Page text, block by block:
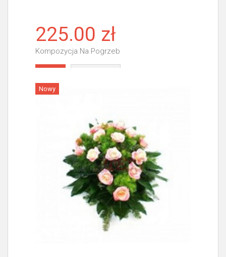
225.00 zł
Kompozycja Na Pogrzeb
Nowy